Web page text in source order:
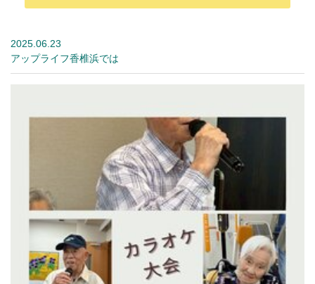
2025.06.23
アップライフ香椎浜では